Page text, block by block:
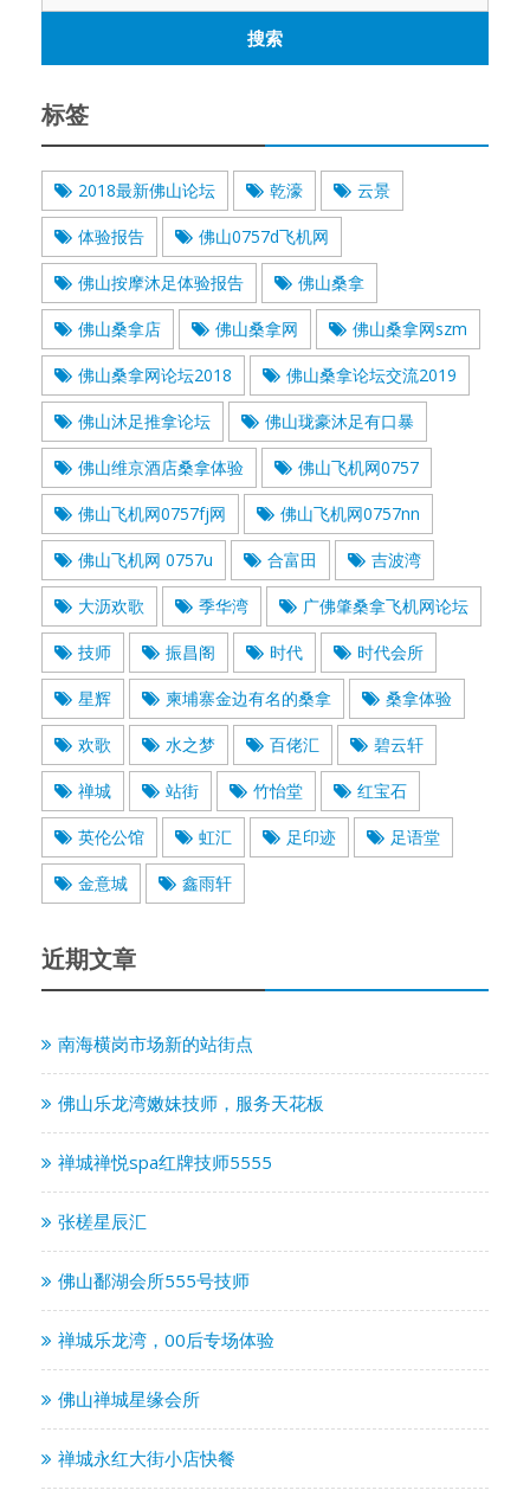
标签
2018最新佛山论坛 乾濠 云景
体验报告 佛山0757d飞机网
佛山按摩沐足体验报告 佛山桑拿
佛山桑拿店 佛山桑拿网 佛山桑拿网szm
佛山桑拿网论坛2018 佛山桑拿论坛交流2019
佛山沐足推拿论坛 佛山珑豪沐足有口暴
佛山维京酒店桑拿体验 佛山飞机网0757
佛山飞机网0757fj网 佛山飞机网0757nn
佛山飞机网 0757u 合富田 吉波湾
大沥欢歌 季华湾 广佛肇桑拿飞机网论坛
技师 振昌阁 时代 时代会所
星辉 柬埔寨金边有名的桑拿 桑拿体验
欢歌 水之梦 百佬汇 碧云轩
禅城 站街 竹怡堂 红宝石
英伦公馆 虹汇 足印迹 足语堂
金意城 鑫雨轩
近期文章
南海横岗市场新的站街点
佛山乐龙湾嫩妹技师，服务天花板
禅城禅悦spa红牌技师5555
张槎星辰汇
佛山鄱湖会所555号技师
禅城乐龙湾，00后专场体验
佛山禅城星缘会所
禅城永红大街小店快餐